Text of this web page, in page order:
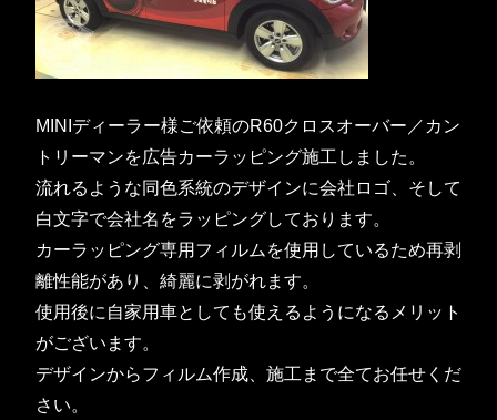
MINIディーラー様ご依頼のR60クロスオーバー／カン
トリーマンを広告カーラッピング施工しました。
流れるような同色系統のデザインに会社ロゴ、そして
白文字で会社名をラッピングしております。
カーラッピング専用フィルムを使用しているため再剥
離性能があり、綺麗に剥がれます。
使用後に自家用車としても使えるようになるメリット
がございます。
デザインからフィルム作成、施工まで全てお任せくだ
さい。